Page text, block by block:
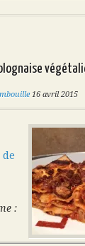
16 avril 2015
de
: